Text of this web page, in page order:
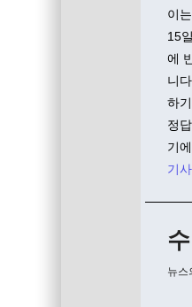
이
15
에
니
하
정
기
기사
뉴스